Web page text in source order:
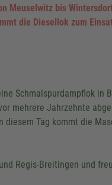
Meuselwitz bis
die Diesellok zum
Schmalspurdampflok in
mehrere Jahrzehnte
Tag kommt die
Regis-Breitingen und